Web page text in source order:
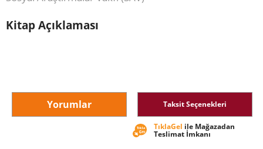
Kitap Açıklaması
Yorumlar Taksit Seçenekleri
TıklaGel ile Mağazadan
Teslimat İmkanı